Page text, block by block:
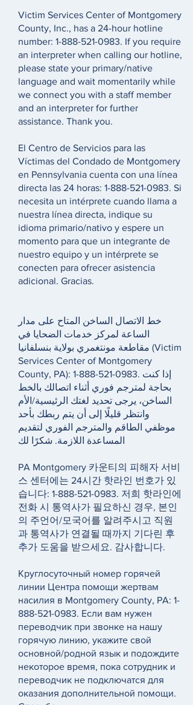
Victim Services Center of Montgomery
County, Inc., has a 24-hour hotline
number: 1-888-521-0983. If you require
an interpreter when calling our hotline,
please state your primary/native
language and wait momentarily while
we connect you with a staff member
and an interpreter for further
assistance. Thank you.
El Centro de Servicios para las
Víctimas del Condado de Montgomery
en Pennsylvania cuenta con una línea
directa las 24 horas: 1-888-521-0983. Si
necesita un intérprete cuando llama a
nuestra línea directa, indique su
idioma primario/nativo y espere un
momento para que un integrante de
nuestro equipo y un intérprete se
conecten para ofrecer asistencia
adicional. Gracias.
خط الاتصال الساخن المتاح على مدار
الساعة لمركز خدمات الضحايا في
مقاطعة مونتغمري بولاية بنسلفانيا (Victim
Services Center of Montgomery
County, PA): 1-888-521-0983. إذا كنت
بحاجة لمترجم فوري أثناء اتصالك بالخط
الساخن، يرجى تحديد لغتك الرئيسية/الأم
وانتظر قليلًا إلى أن يتم ربطك بأحد
موظفي الطاقم والمترجم الفوري لتقديم
المساعدة اللازمة. شكرًا لك
PA Montgomery 카운티의 피해자 서비
스 센터에는 24시간 핫라인 번호가 있
습니다: 1-888-521-0983. 저희 핫라인에
전화 시 통역사가 필요하신 경우, 본인
의 주언어/모국어를 알려주시고 직원
과 통역사가 연결될 때까지 기다린 후
추가 도움을 받으세요. 감사합니다.
Круглосуточный номер горячей
линии Центра помощи жертвам
насилия в Montgomery County, PA: 1-
888-521-0983. Если вам нужен
переводчик при звонке на нашу
горячую линию, укажите свой
основной/родной язык и подождите
некоторое время, пока сотрудник и
переводчик не подключатся для
оказания дополнительной помощи.